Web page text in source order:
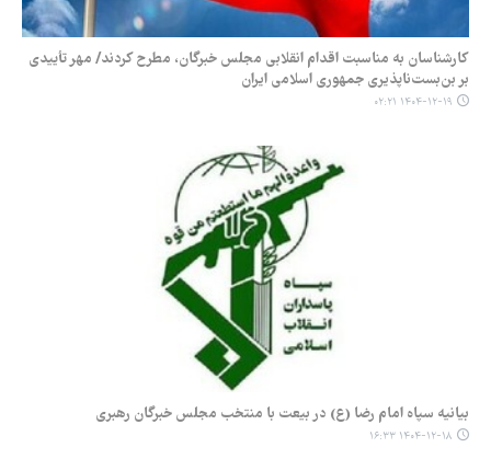
کارشناسان به مناسبت اقدام انقلابی مجلس خبرگان، مطرح کردند/ مهر تأییدی
بر بن‌بست‌ناپذیری جمهوری اسلامی ایران
۱۴۰۴-۱۲-۱۹ ۰۲:۲۱
بیانیه سپاه امام رضا (ع) در بیعت با منتخب مجلس خبرگان رهبری
۱۴۰۴-۱۲-۱۸ ۱۶:۳۳